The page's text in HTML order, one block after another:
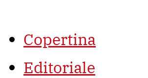
Copertina
Editoriale